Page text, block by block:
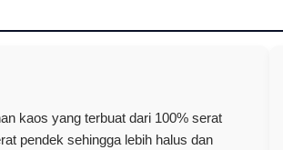
kaos yang terbuat dari 100% serat
pendek sehingga lebih halus dan